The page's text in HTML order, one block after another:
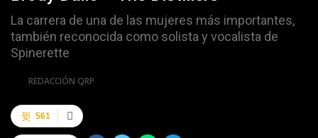
La carrera de una de las mujeres más importantes,
también reconocida como solista y vocalista de
Spinerette
REDACCIÓN QRP
561